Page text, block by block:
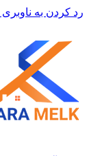
رد کردن به ناوبری